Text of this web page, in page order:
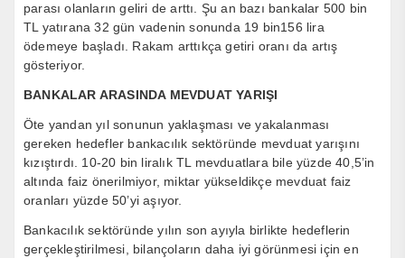
parası olanların geliri de arttı. Şu an bazı bankalar 500 bin
TL yatırana 32 gün vadenin sonunda 19 bin156 lira
ödemeye başladı. Rakam arttıkça getiri oranı da artış
gösteriyor.
BANKALAR ARASINDA MEVDUAT YARIŞI
Öte yandan yıl sonunun yaklaşması ve yakalanması
gereken hedefler bankacılık sektöründe mevduat yarışını
kızıştırdı. 10-20 bin liralık TL mevduatlara bile yüzde 40,5’in
altında faiz önerilmiyor, miktar yükseldikçe mevduat faiz
oranları yüzde 50’yi aşıyor.
Bankacılık sektöründe yılın son ayıyla birlikte hedeflerin
gerçekleştirilmesi, bilançoların daha iyi görünmesi için en